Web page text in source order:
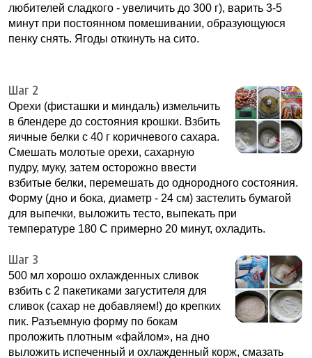
любителей сладкого - увеличить до 300 г), варить 3-5
минут при постоянном помешивании, образующуюся
пенку снять. Ягоды откинуть на сито.
Шаг 2
Орехи (фисташки и миндаль) измельчить
в блендере до состояния крошки. Взбить
яичные белки с 40 г коричневого сахара.
Смешать молотые орехи, сахарную
пудру, муку, затем осторожно ввести
взбитые белки, перемешать до однородного состояния.
Форму (дно и бока, диаметр - 24 см) застелить бумагой
для выпечки, выложить тесто, выпекать при
температуре 180 С примерно 20 минут, охладить.
Шаг 3
500 мл хорошо охлажденных сливок
взбить с 2 пакетиками загустителя для
сливок (сахар не добавляем!) до крепких
пик. Разъемную форму по бокам
проложить плотным «файлом», на дно
выложить испеченный и охлажденный корж, смазать